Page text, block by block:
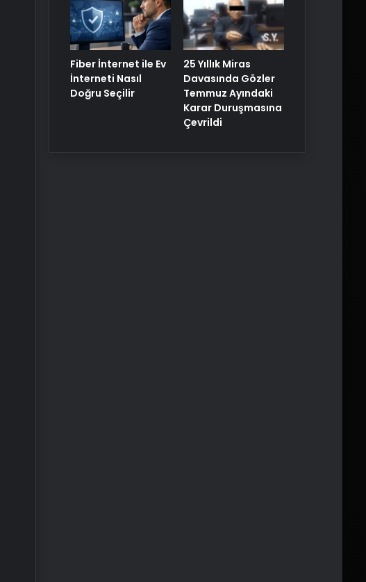
Fiber İnternet ile Ev
İnterneti Nasıl
Doğru Seçilir
25 Yıllık Miras
Davasında Gözler
Temmuz Ayındaki
Karar Duruşmasına
Çevrildi